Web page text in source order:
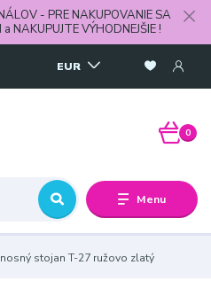
- PRE NAKUPOVANIE SA
NAKUPUJTE VÝHODNEJŠIE !
Menu
EUR
0
stojan T-27 ružovo zlatý